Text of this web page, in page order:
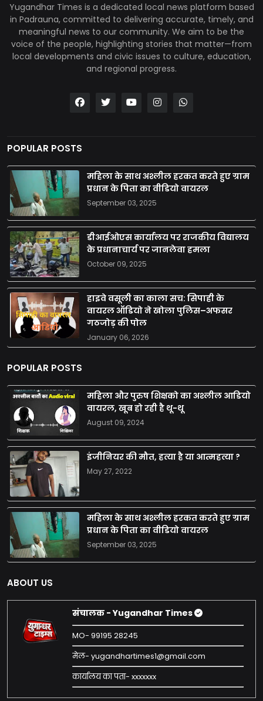
Yugandhar Times is a dedicated local news platform based
in Padrauna, committed to delivering accurate, timely, and
meaningful news to our community. We aim to be the
voice of the people, highlighting stories that matter—from
local developments and civic issues to culture, education,
and regional progress.
POPULAR POSTS
महिला के साथ अश्लील हरकत करते हुए ग्राम
प्रधान के पिता का वीडियो वायरल
September 03, 2025
डीआईओएस कार्यालय पर राजकीय विद्यालय
के प्रधानाचार्य पर जानलेवा हमला
October 09, 2025
हाइवे वसूली का काला सच: सिपाही के
वायरल ऑडियो ने खोला पुलिस–अफसर
गठजोड़ की पोल
January 06, 2026
POPULAR POSTS
महिला और पुरुष शिक्षको का अश्लील आडियो
वायरल, खूब हो रही है थू-थू
August 09, 2024
इंजीनियर की मौत, हत्या है या आत्महत्या ?
May 27, 2022
महिला के साथ अश्लील हरकत करते हुए ग्राम
प्रधान के पिता का वीडियो वायरल
September 03, 2025
ABOUT US
संचालक - Yugandhar Times
MO- 99195 28245
मेल- yugandhartimes1@gmail.com
कार्यालय का पता- xxxxxxx